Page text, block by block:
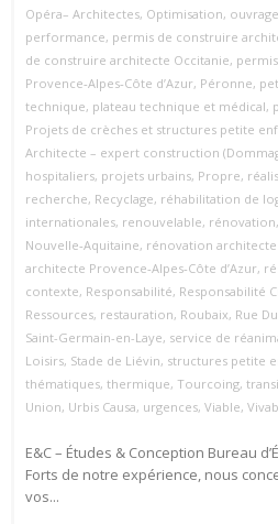
Opéra– Architectes, Optimisation, ouvrage
performance, permis de construire
de construire architecte Occitanie,
Provence‑Alpes‑Côte d’Azur, Péronne,
technique, plateau technique et médical,
Projets de crèches et structures petite
Architecte – expert construction
hospitaliers, projets urbains, Propre,
recherche, Recyclage, réhabilitation de
internationales, renouvelable, rénovation,
Nouvelle‑Aquitaine, rénovation
architecte Provence‑Alpes‑Côte d’Azur,
contexte, Responsabilité, Responsabilité
Ressources, restauration, Roubaix, Rue
Saint-Germain-en-Laye, service de
Loisirs, Stade de Liévin, structures petite
thématiques, thermique, Tourcoing,
Union, Urbis Causa, urgences, Viable,
E&C – Études & Conception Bureau
Forts de notre expérience, nous
vos...